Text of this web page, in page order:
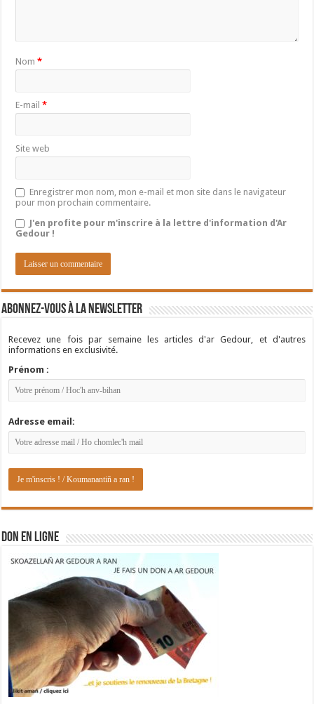
Nom*
E-mail*
Site web
Enregistrer mon nom, mon e-mail et mon site dans le navigateur
pour mon prochain commentaire.
J'en profite pour m'inscrire à la lettre d'information d'Ar
Gedour !
Abonnez-vous à la newsletter
Recevez une fois par semaine les articles d'ar Gedour, et d'autres
informations en exclusivité.
Prénom :
Adresse email:
DON EN LIGNE